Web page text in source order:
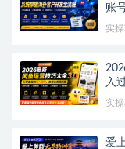
账
发
实操
入
解
实操
爱